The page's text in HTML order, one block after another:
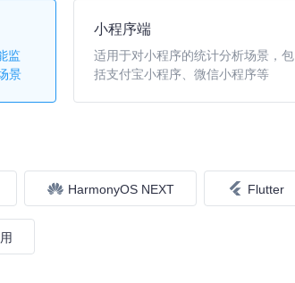
监
景
小程序端
适用于对小程序的统计分析场景，包
括支付宝小程序、微信小程序等
HarmonyOS NEXT Flutter